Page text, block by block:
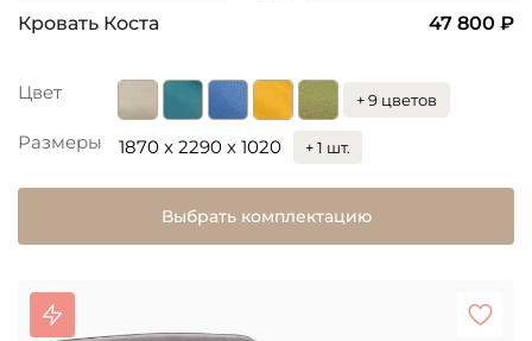
Кровать Коста 47 800 ₽
Цвет + 9 цветов
Размеры 1870 x 2290 x 1020 + 1 шт.
Выбрать комплектацию